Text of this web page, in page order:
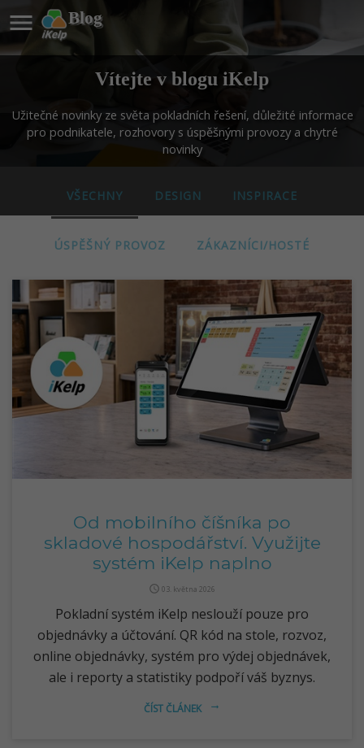
Blog

Vítejte v blogu iKelp
Užitečné novinky ze světa pokladních řešení, důležité informace
pro podnikatele, rozhovory s úspěšnými provozy a chytré
novinky
VŠECHNY DESIGN INSPIRACE
ÚSPĚŠNÝ PROVOZ ZÁKAZNÍCI/HOSTÉ
Od mobilního číšníka po
skladové hospodářství. Využijte
systém iKelp naplno
query_builder 03. května 2026
Pokladní systém iKelp neslouží pouze pro
objednávky a účtování. QR kód na stole, rozvoz,
online objednávky, systém pro výdej objednávek,
ale i reporty a statistiky podpoří váš byznys.
arrow_right_alt
ČÍST ČLÁNEK